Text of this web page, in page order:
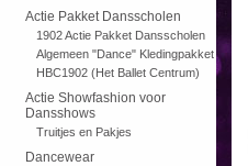
Actie Pakket Dansscholen
1902 Actie Pakket Dansscholen
Algemeen "Dance" Kledingpakket
HBC1902 (Het Ballet Centrum)
Actie Showfashion voor
Dansshows
Truitjes en Pakjes
Dancewear